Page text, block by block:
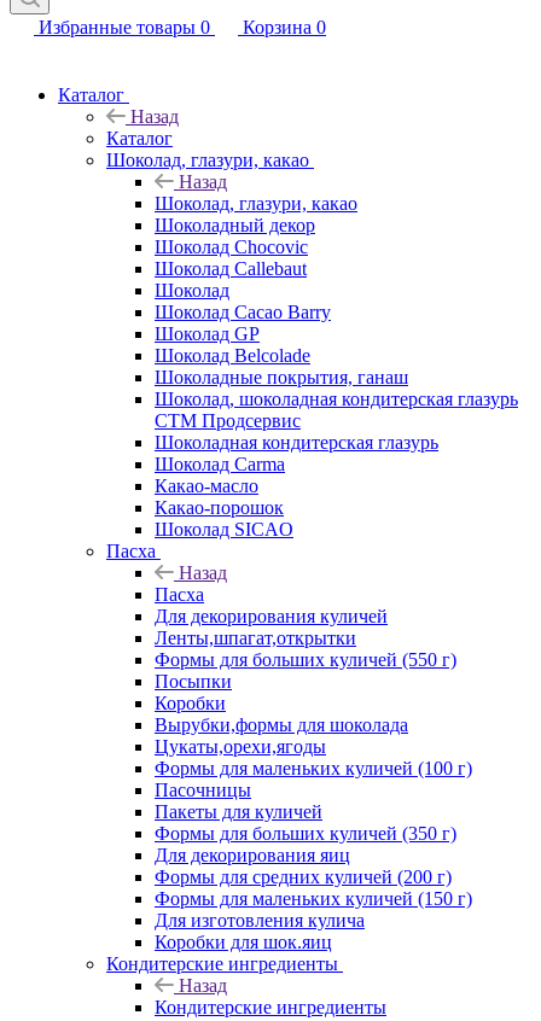
Избранные товары 0 Корзина 0
Каталог
Назад
Каталог
Шоколад, глазури, какао
Назад
Шоколад, глазури, какао
Шоколадный декор
Шоколад Chocovic
Шоколад Callebaut
Шоколад
Шоколад Cacao Barry
Шоколад GP
Шоколад Belcolade
Шоколадные покрытия, ганаш
Шоколад, шоколадная кондитерская глазурь
СТМ Продсервис
Шоколадная кондитерская глазурь
Шоколад Carma
Какао-масло
Какао-порошок
Шоколад SICAO
Пасха
Назад
Пасха
Для декорирования куличей
Ленты,шпагат,открытки
Формы для больших куличей (550 г)
Посыпки
Коробки
Вырубки,формы для шоколада
Цукаты,орехи,ягоды
Формы для маленьких куличей (100 г)
Пасочницы
Пакеты для куличей
Формы для больших куличей (350 г)
Для декорирования яиц
Формы для средних куличей (200 г)
Формы для маленьких куличей (150 г)
Для изготовления кулича
Коробки для шок.яиц
Кондитерские ингредиенты
Назад
Кондитерские ингредиенты